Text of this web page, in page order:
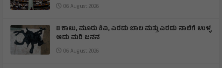
06 August 2026
8 ಕಾಲು, ಮೂರು ಕಿವಿ, ಎರಡು ಬಾಲ ಮತ್ತು ಎರಡು ನಾಲಿಗೆ ಉಳ್ಳ
ಆಡು ಮರಿ ಜನನ
06 August 2026